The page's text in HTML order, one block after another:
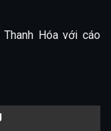
Hóa với cáo